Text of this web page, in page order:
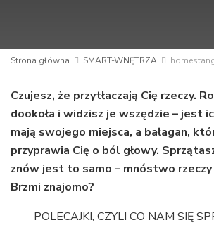
Strona główna SMART-WNĘTRZA
Czujesz, że przytłaczają Cię rzeczy.
dookoła i widzisz je wszędzie – jest
mają swojego miejsca, a bałagan,
przyprawia Cię o ból głowy.
znów jest to samo – mnóstwo rzeczy
Brzmi znajomo?
POLECAJKI, CZYLI CO NAM SIĘ